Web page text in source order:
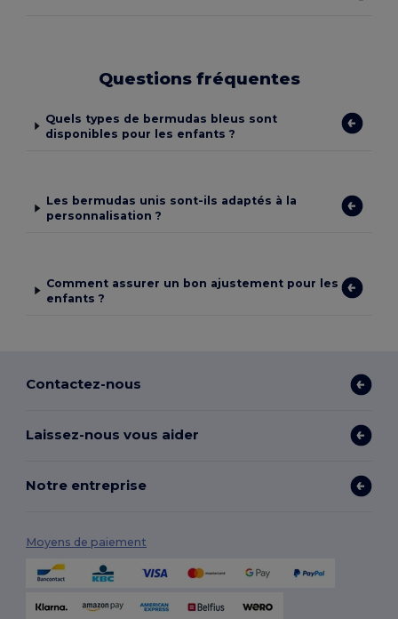
Questions fréquentes
Quels types de bermudas bleus sont
disponibles pour les enfants ?
Les bermudas unis sont-ils adaptés à la
personnalisation ?
Comment assurer un bon ajustement pour les
enfants ?
Contactez-nous
Laissez-nous vous aider
Notre entreprise
Moyens de paiement